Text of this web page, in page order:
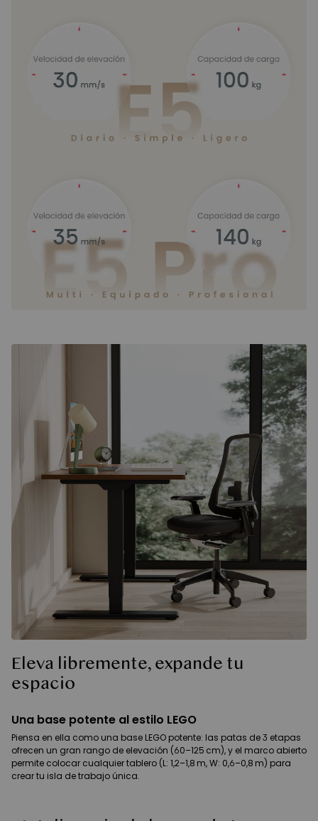
Eleva libremente, expande tu
espacio
Una base potente al estilo LEGO
Piensa en ella como una base LEGO potente: las patas de 3 etapas
ofrecen un gran rango de elevación (60–125 cm), y el marco abierto
permite colocar cualquier tablero (L: 1,2–1,8 m, W: 0,6–0,8 m) para
crear tu isla de trabajo única.